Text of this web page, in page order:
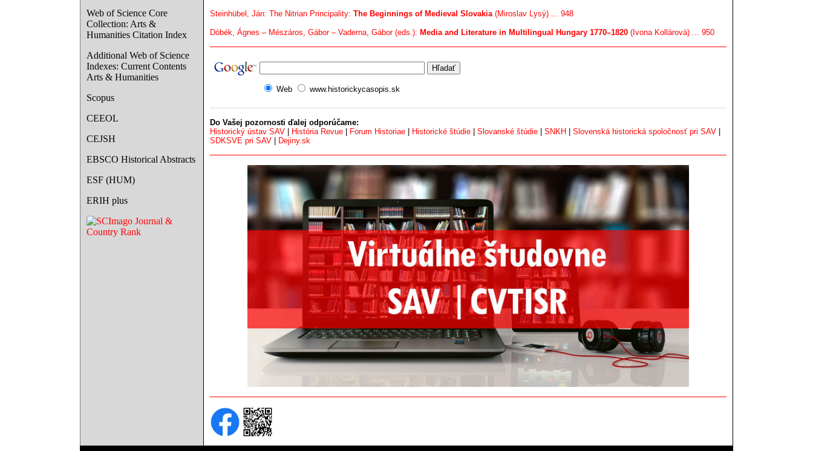
Web of Science Core
Collection: Arts &
Humanities Citation Index
Additional Web of Science
Indexes: Current Contents
Arts & Humanities
Scopus
CEEOL
CEJSH
EBSCO Historical Abstracts
ESF (HUM)
ERIH plus
Steinhübel, Ján: The Nitrian Principality: The Beginnings of Medieval Slovakia(Miroslav Lysý) ... 948
Dóbék, Ágnes – Mészáros, Gábor – Vaderna, Gábor (eds.): Media and Literature in Multilingual Hungary 1770–1820 (Ivona Kollárová) ... 950
Web www.historickycasopis.sk
Do Vašej pozornosti ďalej odporúčame:
Historický ústav SAV
História Revue Forum Historiae Historické štúdie Slovanské štúdie SNKH Slovenská historická spoločnosť pri SAV
SDKSVE pri SAV
Dejiny.sk